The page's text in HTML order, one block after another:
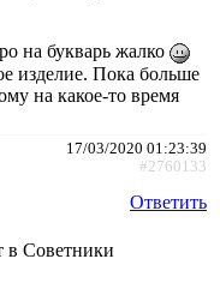
на букварь жалко
изделие. Пока больше
на какое-то время
17/03/2020 01:23:39
#2760133
Ответить
в Советники